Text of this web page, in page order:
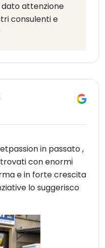
dato attenzione
consulenti e
in passato ,
con enormi
e in forte crescita
lo suggerisco